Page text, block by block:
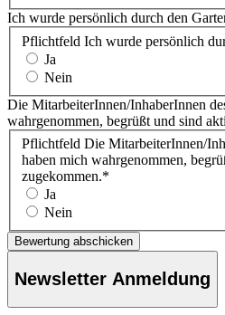
Ich wurde persönlich durch den
Pflichtfeld Ich wurde persönlich
Ja
Nein
Die MitarbeiterInnen/InhaberInnen
wahrgenommen, begrüßt und sind
Pflichtfeld Die MitarbeiterInnen/
haben mich wahrgenommen,
zugekommen.*
Ja
Nein
Newsletter Anmeldung